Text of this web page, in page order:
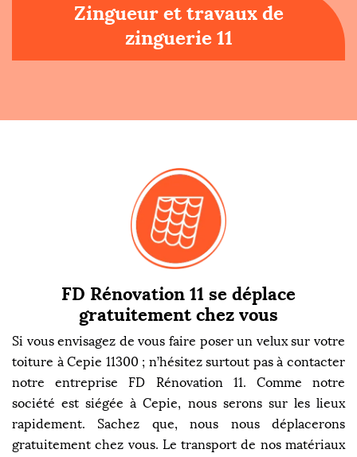
Zingueur et travaux de
zinguerie 11
FD Rénovation 11 se déplace
gratuitement chez vous
Si vous envisagez de vous faire poser un velux sur votre
toiture à Cepie 11300 ; n’hésitez surtout pas à contacter
notre entreprise FD Rénovation 11. Comme notre
société est siégée à Cepie, nous serons sur les lieux
rapidement. Sachez que, nous nous déplacerons
gratuitement chez vous. Le transport de nos matériaux